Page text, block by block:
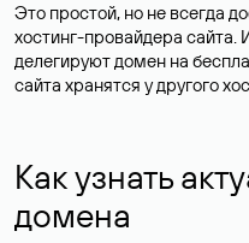
Это простой, но не всегда
хостинг-провайдера сайта.
делегируют домен на
сайта хранятся у другого
Как узнать
домена